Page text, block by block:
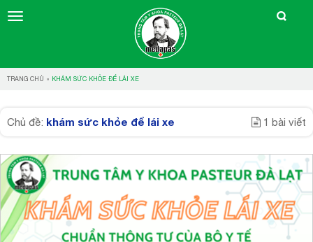
TRANG CHỦ » KHÁM SỨC KHỎE ĐỂ LÁI XE
Chủ đề: khám sức khỏe để lái xe 1 bài viết